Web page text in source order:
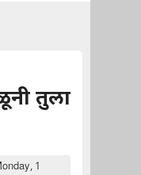
तुला
1